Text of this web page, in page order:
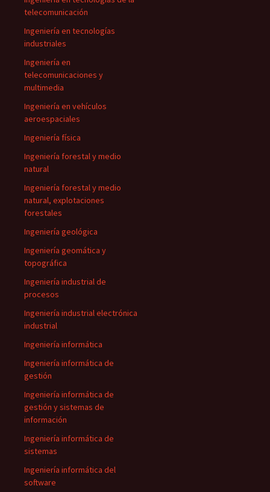
telecomunicación
Ingeniería en tecnologías
industriales
Ingeniería en
telecomunicaciones y
multimedia
Ingeniería en vehículos
aeroespaciales
Ingeniería física
Ingeniería forestal y medio
natural
Ingeniería forestal y medio
natural, explotaciones
forestales
Ingeniería geológica
Ingeniería geomática y
topográfica
Ingeniería industrial de
procesos
Ingeniería industrial electrónica
industrial
Ingeniería informática
Ingeniería informática de
gestión
Ingeniería informática de
gestión y sistemas de
información
Ingeniería informática de
sistemas
Ingeniería informática del
software